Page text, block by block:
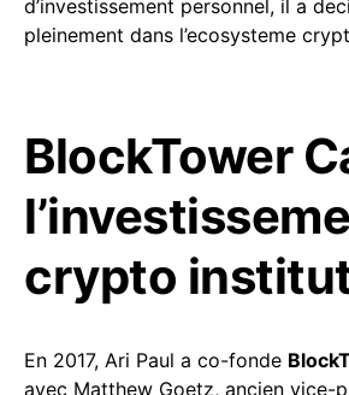
d’investissement personnel, il a
pleinement dans l’ecosysteme
BlockTower
crypto
En 2017, Ari Paul a co-fonde
avec Matthew Goetz, ancien vice-